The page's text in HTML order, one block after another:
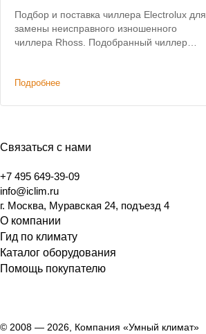
Подбор и поставка чиллера Electrolux для
замены неисправного изношенного
чиллера Rhoss. Подобранный чиллер
изменений.
Подробнее
Связаться с нами
+7 495 649-39-09
info@iclim.ru
г. Москва, Муравская 24, подъезд 4
О компании
Гид по климату
Каталог оборудования
Помощь покупателю
© 2008 — 2026, Компания «Умный климат»